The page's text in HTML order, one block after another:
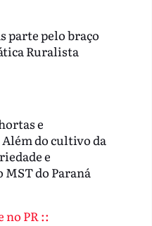
parte pelo braço
Ruralista
e
do cultivo da
e
do Paraná
PR ::